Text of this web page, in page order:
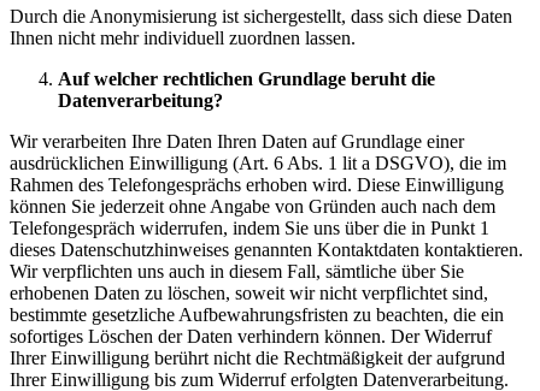
Durch die Anonymisierung ist sichergestellt, dass sich diese Daten
Ihnen nicht mehr individuell zuordnen lassen.
Auf welcher rechtlichen Grundlage beruht die
Datenverarbeitung?
Wir verarbeiten Ihre Daten Ihren Daten auf Grundlage einer
ausdrücklichen Einwilligung (Art. 6 Abs. 1 lit a DSGVO), die im
Rahmen des Telefongesprächs erhoben wird. Diese Einwilligung
können Sie jederzeit ohne Angabe von Gründen auch nach dem
Telefongespräch widerrufen, indem Sie uns über die in Punkt 1
dieses Datenschutzhinweises genannten Kontaktdaten kontaktieren.
Wir verpflichten uns auch in diesem Fall, sämtliche über Sie
erhobenen Daten zu löschen, soweit wir nicht verpflichtet sind,
bestimmte gesetzliche Aufbewahrungsfristen zu beachten, die ein
sofortiges Löschen der Daten verhindern können. Der Widerruf
Ihrer Einwilligung berührt nicht die Rechtmäßigkeit der aufgrund
Ihrer Einwilligung bis zum Widerruf erfolgten Datenverarbeitung.